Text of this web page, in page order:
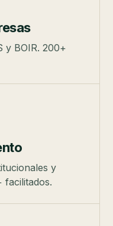
y BOIR. 200+
y
facilitados.